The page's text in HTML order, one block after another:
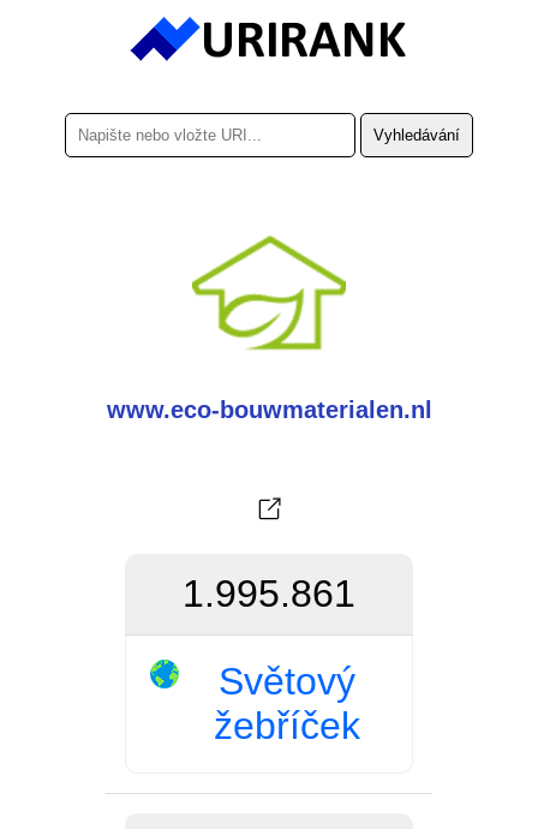
www.eco-bouwmaterialen.nl
1.995.861
Světový
žebříček